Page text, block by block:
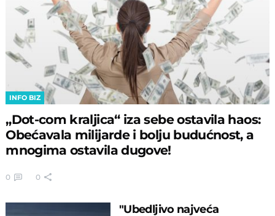
INFO BIZ
„Dot-com kraljica“ iza sebe ostavila haos:
Obećavala milijarde i bolju budućnost, a
mnogima ostavila dugove!
0 0
"Ubedljivo najveća